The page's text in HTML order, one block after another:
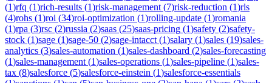
(1)rfq (1)rich-results (1)risk-management (7)risk-reduction (1)rls
(4)rohs (1)roi (34)roi-optimization (1)rolling-update (1)romania
(1)rpa (3)rsc (2)russia (2)saas (25)saas-pricing (1)safety (2)safety-
stock (1)sage (1)sage-50 (2)sage-intacct (1)salary (1)sales (19)sales-
analytics (3)sales-automation (1)sales-dashboard (2)sales-forecasting
(1)sales-management (1)sales-operations (1)sales-pipeline (1)sales-
tax (8)salesforce (5)salesforce-einstein (1)salesforce-essentials